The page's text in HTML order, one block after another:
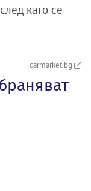
като се
carmarket.bg